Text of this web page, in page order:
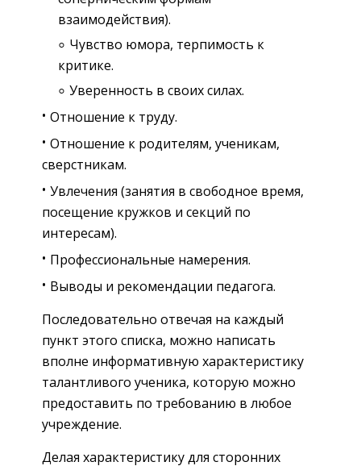
взаимодействия).
Чувство юмора, терпимость к
критике.
Уверенность в своих силах.
Отношение к труду.
Отношение к родителям, ученикам,
сверстникам.
Увлечения (занятия в свободное время,
посещение кружков и секций по
интересам).
Профессиональные намерения.
Выводы и рекомендации педагога.
Последовательно отвечая на каждый
пункт этого списка, можно написать
вполне информативную характеристику
талантливого ученика, которую можно
предоставить по требованию в любое
учреждение.
Делая характеристику для сторонних